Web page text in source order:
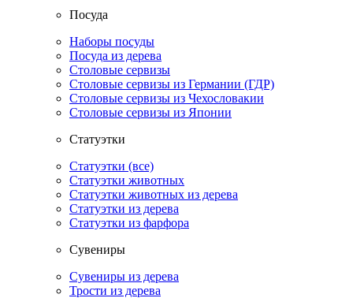
Посуда
Наборы посуды
Посуда из дерева
Столовые сервизы
Столовые сервизы из Германии (ГДР)
Столовые сервизы из Чехословакии
Столовые сервизы из Японии
Статуэтки
Статуэтки (все)
Статуэтки животных
Статуэтки животных из дерева
Статуэтки из дерева
Статуэтки из фарфора
Сувениры
Сувениры из дерева
Трости из дерева